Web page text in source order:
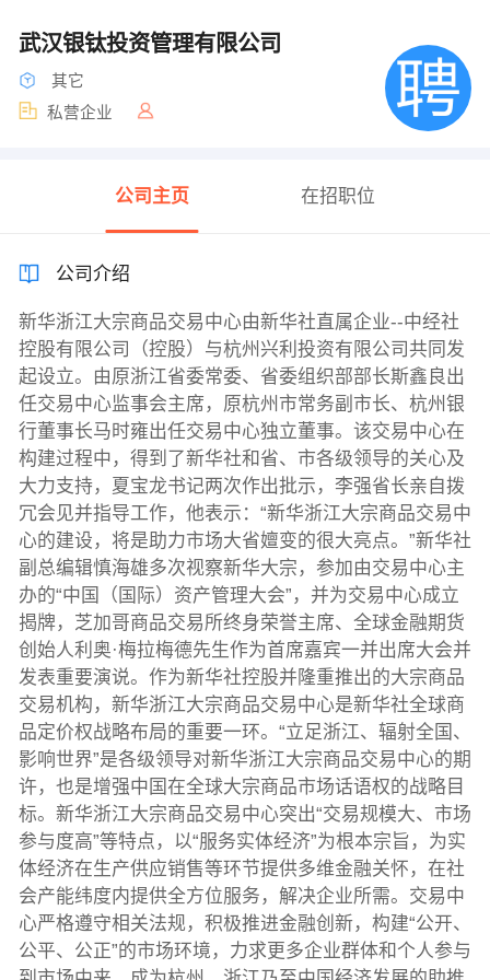
武汉银钛投资管理有限公司
其它
私营企业
公司主页 在招职位
公司介绍
新华浙江大宗商品交易中心由新华社直属企业--中经社
控股有限公司（控股）与杭州兴利投资有限公司共同发
起设立。由原浙江省委常委、省委组织部部长斯鑫良出
任交易中心监事会主席，原杭州市常务副市长、杭州银
行董事长马时雍出任交易中心独立董事。该交易中心在
构建过程中，得到了新华社和省、市各级领导的关心及
大力支持，夏宝龙书记两次作出批示，李强省长亲自拨
冗会见并指导工作，他表示：“新华浙江大宗商品交易中
心的建设，将是助力市场大省嬗变的很大亮点。”新华社
副总编辑慎海雄多次视察新华大宗，参加由交易中心主
办的“中国（国际）资产管理大会”，并为交易中心成立
揭牌，芝加哥商品交易所终身荣誉主席、全球金融期货
创始人利奥·梅拉梅德先生作为首席嘉宾一并出席大会并
发表重要演说。作为新华社控股并隆重推出的大宗商品
交易机构，新华浙江大宗商品交易中心是新华社全球商
品定价权战略布局的重要一环。“立足浙江、辐射全国、
影响世界”是各级领导对新华浙江大宗商品交易中心的期
许，也是增强中国在全球大宗商品市场话语权的战略目
标。新华浙江大宗商品交易中心突出“交易规模大、市场
参与度高”等特点，以“服务实体经济”为根本宗旨，为实
体经济在生产供应销售等环节提供多维金融关怀，在社
会产能纬度内提供全方位服务，解决企业所需。交易中
心严格遵守相关法规，积极推进金融创新，构建“公开、
公平、公正”的市场环境，力求更多企业群体和个人参与